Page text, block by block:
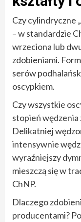
Czy cylindryczne
– w standardzie
wrzeciona lub
zdobieniami.
serów
oscypkiem.
Czy wszystkie
stopień wędzenia
Delikatniej
intensywnie
wyraźniejszy
mieszczą się w
ChNP.
Dlaczego
producentami?